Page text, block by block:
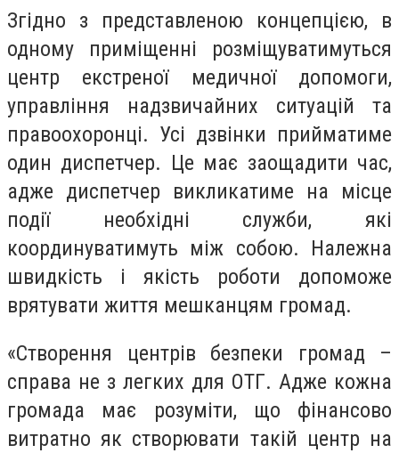
Згідно з представленою концепцією, в
одному приміщенні розміщуватимуться
центр екстреної медичної допомоги,
управління надзвичайних ситуацій та
правоохоронці. Усі дзвінки прийматиме
один диспетчер. Це має заощадити час,
адже диспетчер викликатиме на місце
події необхідні служби, які
координуватимуть між собою. Належна
швидкість і якість роботи допоможе
врятувати життя мешканцям громад.
«Створення центрів безпеки громад –
справа не з легких для ОТГ. Адже кожна
громада має розуміти, що фінансово
витратно як створювати такій центр на